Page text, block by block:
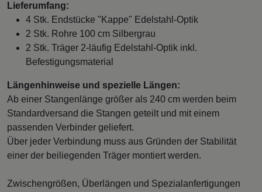
Lieferumfang:
4 Stk. Endstücke "Kappe" Edelstahl-Optik
2 Stk. Rohre 100 cm Silbergrau
2 Stk. Träger 2-läufig Edelstahl-Optik inkl.
Befestigungsmaterial
Längenhinweise und spezielle Längen:
Ab einer Stangenlänge größer als 240 cm werden beim
Standardversand die Stangen geteilt und mit einem
passenden Verbinder geliefert.
Über jeder Verbindung muss aus Gründen der Stabilität
einer der beiliegenden Träger montiert werden.
Zwischengrößen, Überlängen und Spezialanfertigungen